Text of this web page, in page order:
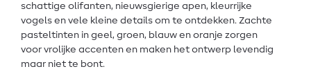
schattige olifanten, nieuwsgierige apen, kleurrijke
vogels en vele kleine details om te ontdekken. Zachte
pasteltinten in geel, groen, blauw en oranje zorgen
voor vrolijke accenten en maken het ontwerp levendig
maar niet te bont.